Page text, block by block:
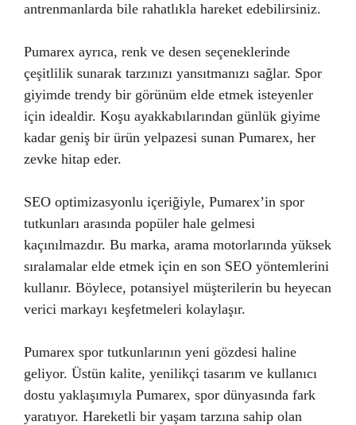
antrenmanlarda bile rahatlıkla hareket edebilirsiniz.
Pumarex ayrıca, renk ve desen seçeneklerinde
çeşitlilik sunarak tarzınızı yansıtmanızı sağlar. Spor
giyimde trendy bir görünüm elde etmek isteyenler
için idealdir. Koşu ayakkabılarından günlük giyime
kadar geniş bir ürün yelpazesi sunan Pumarex, her
zevke hitap eder.
SEO optimizasyonlu içeriğiyle, Pumarex’in spor
tutkunları arasında popüler hale gelmesi
kaçınılmazdır. Bu marka, arama motorlarında yüksek
sıralamalar elde etmek için en son SEO yöntemlerini
kullanır. Böylece, potansiyel müşterilerin bu heyecan
verici markayı keşfetmeleri kolaylaşır.
Pumarex spor tutkunlarının yeni gözdesi haline
geliyor. Üstün kalite, yenilikçi tasarım ve kullanıcı
dostu yaklaşımıyla Pumarex, spor dünyasında fark
yaratıyor. Hareketli bir yaşam tarzına sahip olan